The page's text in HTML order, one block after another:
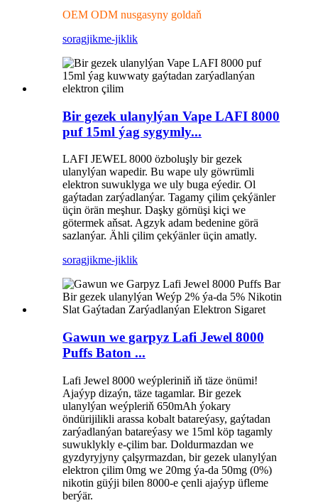
OEM ODM nusgasyny goldaň
soragjikme-jiklik
Bir gezek ulanylýan Vape LAFI 8000
puf 15ml ýag sygymly...
LAFI JEWEL 8000 özboluşly bir gezek
ulanylýan wapedir. Bu wape uly göwrümli
elektron suwuklyga we uly buga eýedir. Ol
gaýtadan zarýadlanýar. Tagamy çilim çekýänler
üçin örän meşhur. Daşky görnüşi kiçi we
götermek aňsat. Agzyk adam bedenine görä
sazlanýar. Ähli çilim çekýänler üçin amatly.
soragjikme-jiklik
Gawun we garpyz Lafi Jewel 8000
Puffs Baton ...
Lafi Jewel 8000 weýpleriniň iň täze önümi!
Ajaýyp dizaýn, täze tagamlar. Bir gezek
ulanylýan weýpleriň 650mAh ýokary
öndürijilikli arassa kobalt batareýasy, gaýtadan
zarýadlanýan batareýasy we 15ml köp tagamly
suwuklykly e-çilim bar. Doldurmazdan we
gyzdyryjyny çalşyrmazdan, bir gezek ulanylýan
elektron çilim 0mg we 20mg ýa-da 50mg (0%)
nikotin güýji bilen 8000-e çenli ajaýyp üfleme
berýär.